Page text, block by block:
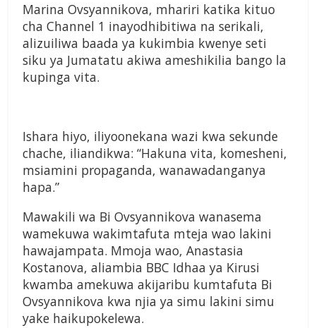
Marina Ovsyannikova, mhariri katika kituo
cha Channel 1 inayodhibitiwa na serikali,
alizuiliwa baada ya kukimbia kwenye seti
siku ya Jumatatu akiwa ameshikilia bango la
kupinga vita.
Ishara hiyo, iliyoonekana wazi kwa sekunde
chache, iliandikwa: “Hakuna vita, komesheni,
msiamini propaganda, wanawadanganya
hapa.”
Mawakili wa Bi Ovsyannikova wanasema
wamekuwa wakimtafuta mteja wao lakini
hawajampata. Mmoja wao, Anastasia
Kostanova, aliambia BBC Idhaa ya Kirusi
kwamba amekuwa akijaribu kumtafuta Bi
Ovsyannikova kwa njia ya simu lakini simu
yake haikupokelewa.